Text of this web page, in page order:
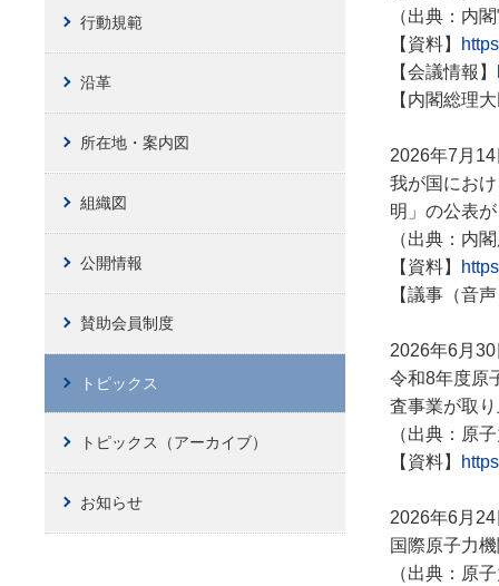
（出典：内
【資料】
【会議情報】
【内閣総理
2026年7月14
我が国にお
明」の公表
（出典：内
【資料】
【議事（音
2026年6月30
令和8年度原
査事業が取
（出典：原
【資料】
2026年6月24
国際原子力
（出典：原
行動規範
沿革
所在地・案内図
組織図
公開情報
賛助会員制度
トピックス
トピックス（アーカイブ）
お知らせ